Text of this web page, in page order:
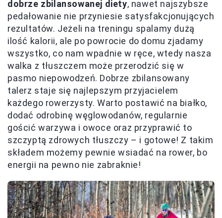
dobrze zbilansowanej diety, nawet najszybsze
pedałowanie nie przyniesie satysfakcjonujących
rezultatów. Jeżeli na treningu spalamy dużą
ilość kalorii, ale po powrocie do domu zjadamy
wszystko, co nam wpadnie w ręce, wtedy nasza
walka z tłuszczem może przerodzić się w
pasmo niepowodzeń. Dobrze zbilansowany
talerz staje się najlepszym przyjacielem
każdego rowerzysty. Warto postawić na białko,
dodać odrobinę węglowodanów, regularnie
gościć warzywa i owoce oraz przyprawić to
szczyptą zdrowych tłuszczy – i gotowe! Z takim
składem możemy pewnie wsiadać na rower, bo
energii na pewno nie zabraknie!